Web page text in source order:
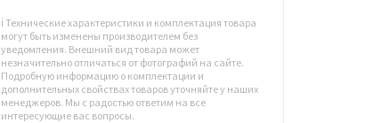
ℹ️ Технические характеристики и комплектация товара
могут быть изменены производителем без
уведомления. Внешний вид товара может
незначительно отличаться от фотографий на сайте.
Подробную информацию о комплектации и
дополнительных свойствах товаров уточняйте у наших
менеджеров. Мы с радостью ответим на все
интересующие вас вопросы.